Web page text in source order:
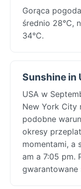
Gorąca
średnio 28°C,
34°C.
Sunshine in
USA w
New York City
podobne
okresy
momentami, a
am a 7:05 pm.
gwarantowane